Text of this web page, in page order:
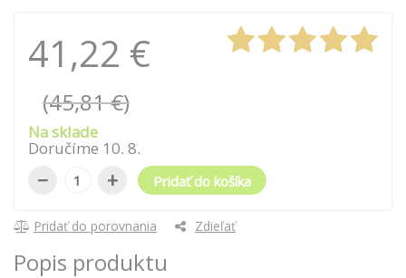
41,22 €
(45,81 €)
Na sklade
Doručíme 10. 8.
− + Pridať do košíka
Pridať do porovnania Zdieľať
Popis produktu